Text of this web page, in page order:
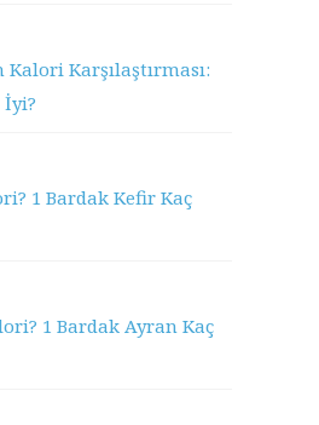
Karşılaştırması:
İyi?
1 Bardak Kefir Kaç
1 Bardak Ayran Kaç